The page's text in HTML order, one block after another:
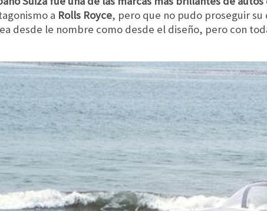
a Rolls Royce, pero que no pudo proseguir
desde le nombre como desde el diseño, pero con